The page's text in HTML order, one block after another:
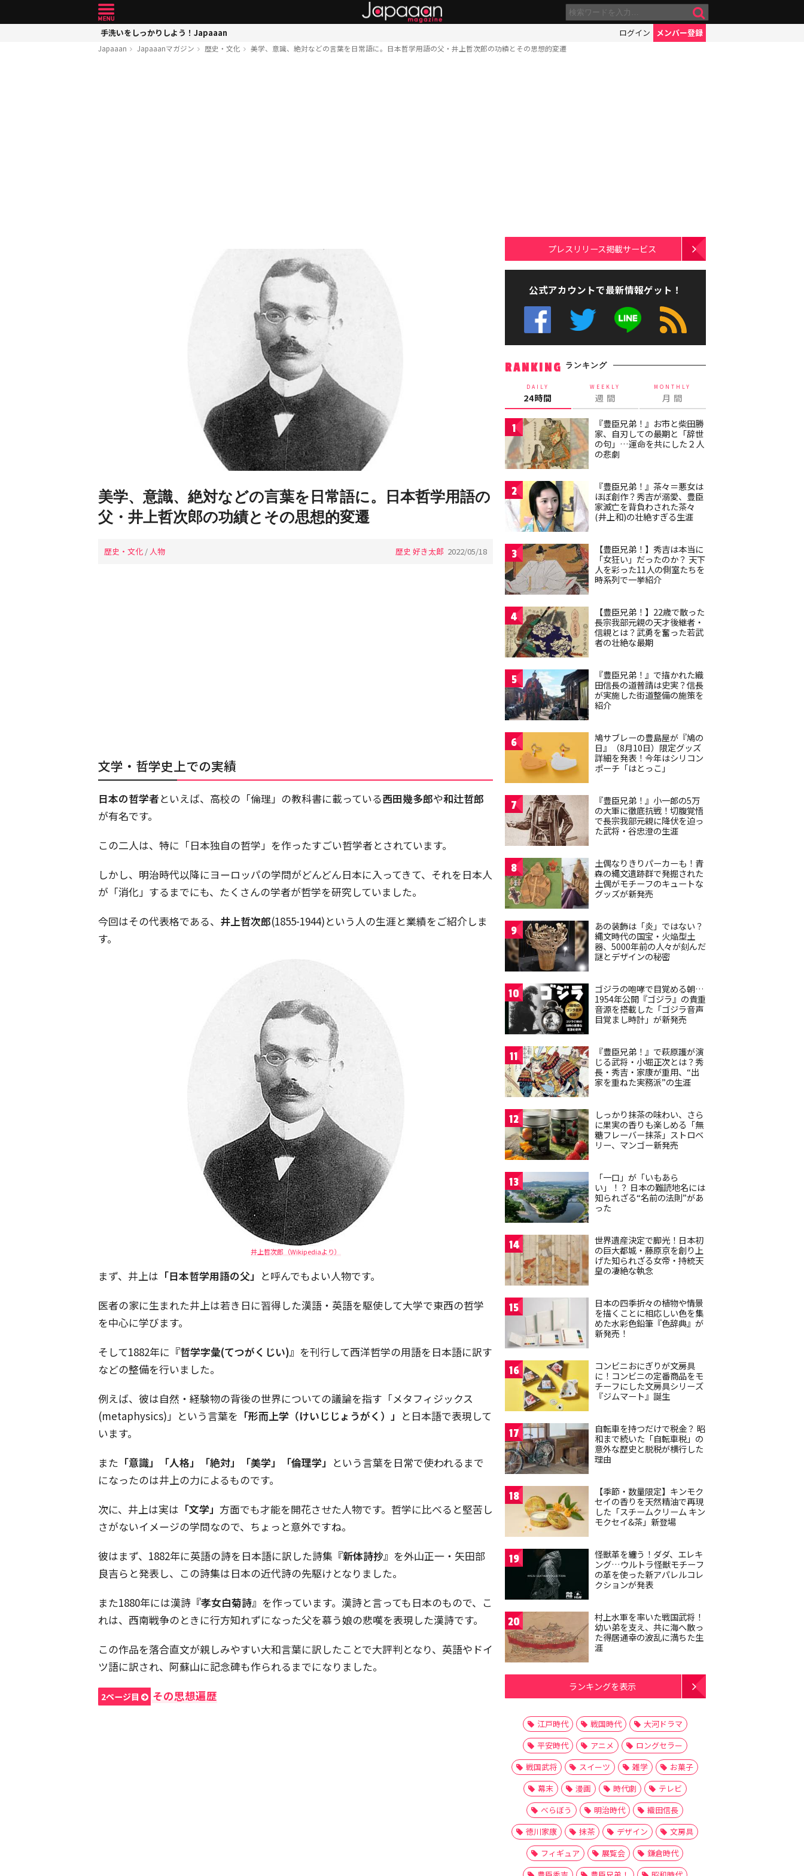
手洗いをしっかりしよう！Japaaan ログイン メンバー登録
Japaaan Japaaanマガジン 歴史・文化 美学、意識、絶対などの言葉を日常語に。日本哲学用語の父・井上哲次郎の功績とその思想的変遷
美学、意識、絶対などの言葉を日常語に。日本哲学用語の
父・井上哲次郎の功績とその思想的変遷
歴史・文化 / 人物 歴史 好き太郎 2022/05/18
文学・哲学史上での実績
日本の哲学者といえば、高校の「倫理」の教科書に載っている西田幾多郎や和辻哲郎
が有名です。
この二人は、特に「日本独自の哲学」を作ったすごい哲学者とされています。
しかし、明治時代以降にヨーロッパの学問がどんどん日本に入ってきて、それを日本人
が「消化」するまでにも、たくさんの学者が哲学を研究していました。
今回はその代表格である、 井上哲次郎(1855-1944)という人の生涯と業績をご紹介しま
す。
井上哲次郎（Wikipediaより）
まず、井上は 「日本哲学用語の父」 と呼んでもよい人物です。
医者の家に生まれた井上は若き日に習得した漢語・英語を駆使して大学で東西の哲学
を中心に学びます。
そして1882年に 『哲学字彙(てつがくじい)』 を刊行して西洋哲学の用語を日本語に訳す
などの整備を行いました。
例えば、彼は自然・経験物の背後の世界についての議論を指す「メタフィジックス
(metaphysics)」という言葉を 「形而上学（けいじじょうがく）」 と日本語で表現して
います。
また 「意識」「人格」「絶対」「美学」「倫理学」 という言葉を日常で使われるまで
になったのは井上の力によるものです。
次に、井上は実は 「文学」 方面でも才能を開花させた人物です。哲学に比べると堅苦し
さがないイメージの学問なので、ちょっと意外ですね。
彼はまず、1882年に英語の詩を日本語に訳した詩集 『新体詩抄』 を外山正一・矢田部
良吉らと発表し、この詩集は日本の近代詩の先駆けとなりました。
また1880年には漢詩 『孝女白菊詩』 を作っています。漢詩と言っても日本のもので、こ
れは、西南戦争のときに行方知れずになった父を慕う娘の悲嘆を表現した漢詩です。
この作品を落合直文が親しみやすい大和言葉に訳したことで大評判となり、英語やドイ
ツ語に訳され、阿蘇山に記念碑も作られるまでになりました。
2ページ目 その思想遍歴
プレスリリース掲載サービス
公式アカウントで最新情報ゲット！
RANKING ランキング
DAILY
24時間
WEEKLY
週 間
MONTHLY
月 間
1
『豊臣兄弟！』お市と柴田勝
家、自刃しての最期と「辞世
の句」…運命を共にした２人
の悲劇
2
『豊臣兄弟！』茶々＝悪女は
ほぼ創作？秀吉が溺愛、豊臣
家滅亡を背負わされた茶々
(井上和)の壮絶すぎる生涯
3
【豊臣兄弟！】秀吉は本当に
「女狂い」だったのか？ 天下
人を彩った11人の側室たちを
時系列で一挙紹介
4
【豊臣兄弟！】22歳で散った
長宗我部元親の天才後継者・
信親とは？武勇を奮った若武
者の壮絶な最期
5
『豊臣兄弟！』で描かれた織
田信長の道普請は史実？信長
が実施した街道整備の施策を
紹介
6
鳩サブレーの豊島屋が『鳩の
日』（8月10日）限定グッズ
詳細を発表！今年はシリコン
ポーチ「はとっこ」
7
『豊臣兄弟！』小一郎の5万
の大軍に徹底抗戦！切腹覚悟
で長宗我部元親に降伏を迫っ
た武将・谷忠澄の生涯
8
土偶なりきりパーカーも！青
森の縄文遺跡群で発掘された
土偶がモチーフのキュートな
グッズが新発売
9
あの装飾は「炎」ではない？
縄文時代の国宝・火焔型土
器、5000年前の人々が刻んだ
謎とデザインの秘密
10
ゴジラの咆哮で目覚める朝…
1954年公開『ゴジラ』の貴重
音源を搭載した「ゴジラ音声
目覚まし時計」が新発売
11
『豊臣兄弟！』で萩原護が演
じる武将・小堀正次とは？秀
長・秀吉・家康が重用、“出
家を重ねた実務派”の生涯
12
しっかり抹茶の味わい、さら
に果実の香りも楽しめる「無
糖フレーバー抹茶」ストロベ
リー、マンゴー新発売
13
「一口」が「いもあら
い」！？ 日本の難読地名には
知られざる“名前の法則”があ
った
14
世界遺産決定で脚光！日本初
の巨大都城・藤原京を創り上
げた知られざる女帝・持統天
皇の凄絶な執念
15
日本の四季折々の植物や情景
を描くことに相応しい色を集
めた水彩色鉛筆『色辞典』が
新発売！
16
コンビニおにぎりが文房具
に！コンビニの定番商品をモ
チーフにした文房具シリーズ
『ジムマート』誕生
17
自転車を持つだけで税金？ 昭
和まで続いた「自転車税」の
意外な歴史と脱税が横行した
理由
18
【季節・数量限定】キンモク
セイの香りを天然精油で再現
した「スチームクリーム キン
モクセイ&茶」新登場
19
怪獣革を纏う！ダダ、エレキ
ング…ウルトラ怪獣モチーフ
の革を使った新アパレルコレ
クションが発表
20
村上水軍を率いた戦国武将！
幼い弟を支え、共に海へ散っ
た得居通幸の波乱に満ちた生
涯
ランキングを表示
江戸時代 戦国時代
大河ドラマ
平安時代
アニメ
ロングセラー
戦国武将
スイーツ 雑学
お菓子
幕末
漫画 時代劇
テレビ
べらぼう
明治時代
織田信長
徳川家康
抹茶 デザイン
文房具
フィギュア
展覧会
鎌倉時代